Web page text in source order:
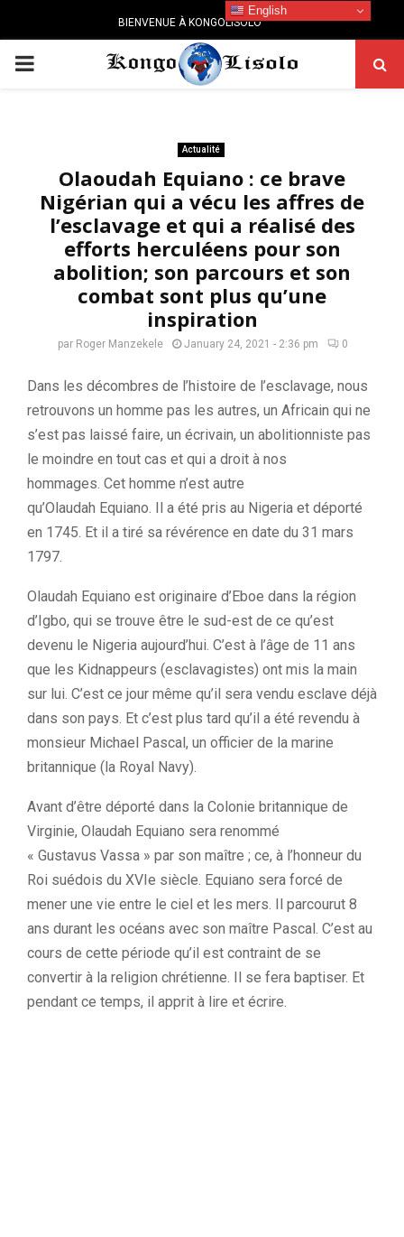
BIENVENUE À KONGOLISOLO
PRIMARY
Actualité
Olaoudah Equiano : ce brave
Nigérian qui a vécu les affres de
l’esclavage et qui a réalisé des
efforts herculéens pour son
abolition; son parcours et son
combat sont plus qu’une
inspiration
par Roger Manzekele January 24, 2021 - 2:36 pm 0
Dans les décombres de l’histoire de l’esclavage, nous
retrouvons un homme pas les autres, un Africain qui ne
s’est pas laissé faire, un écrivain, un abolitionniste pas
le moindre en tout cas et qui a droit à nos
hommages. Cet homme n’est autre
qu’Olaudah Equiano. Il a été pris au Nigeria et déporté
en 1745. Et il a tiré sa révérence en date du 31 mars
1797.
Olaudah Equiano est originaire d’Eboe dans la région
d’Igbo, qui se trouve être le sud-est de ce qu’est
devenu le Nigeria aujourd’hui. C’est à l’âge de 11 ans
que les Kidnappeurs (esclavagistes) ont mis la main
sur lui. C’est ce jour même qu’il sera vendu esclave déjà
dans son pays. Et c’est plus tard qu’il a été revendu à
monsieur Michael Pascal, un officier de la marine
britannique (la Royal Navy).
Avant d’être déporté dans la Colonie britannique de
Virginie, Olaudah Equiano sera renommé
« Gustavus Vassa » par son maître ; ce, à l’honneur du
Roi suédois du XVIe siècle. Equiano sera forcé de
mener une vie entre le ciel et les mers. Il parcourut 8
ans durant les océans avec son maître Pascal. C’est au
cours de cette période qu’il est contraint de se
convertir à la religion chrétienne. Il se fera baptiser. Et
pendant ce temps, il apprit à lire et écrire.
English